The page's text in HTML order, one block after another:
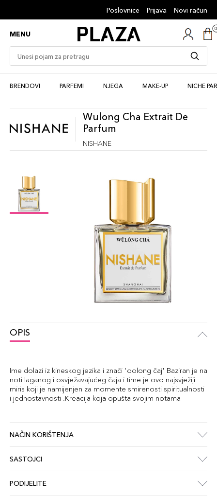
Poslovnice Prijava Novi račun
MENU
BRENDOVI PARFEMI NJEGA MAKE-UP NICHE
Wulong Cha Extrait De
Parfum
NISHANE
OPIS
Ime dolazi iz kineskog jezika i znači 'oolong čaj' Baziran je na
noti laganog i osvježavajućeg čaja i time je ovo najsvježiji
miris koji je namijenjen za momente smirenosti spiritualnosti
i jednostavnosti .Kreacija koja opušta svojim notama
NAČIN KORIŠTENJA
SASTOJCI
PODIJELITE